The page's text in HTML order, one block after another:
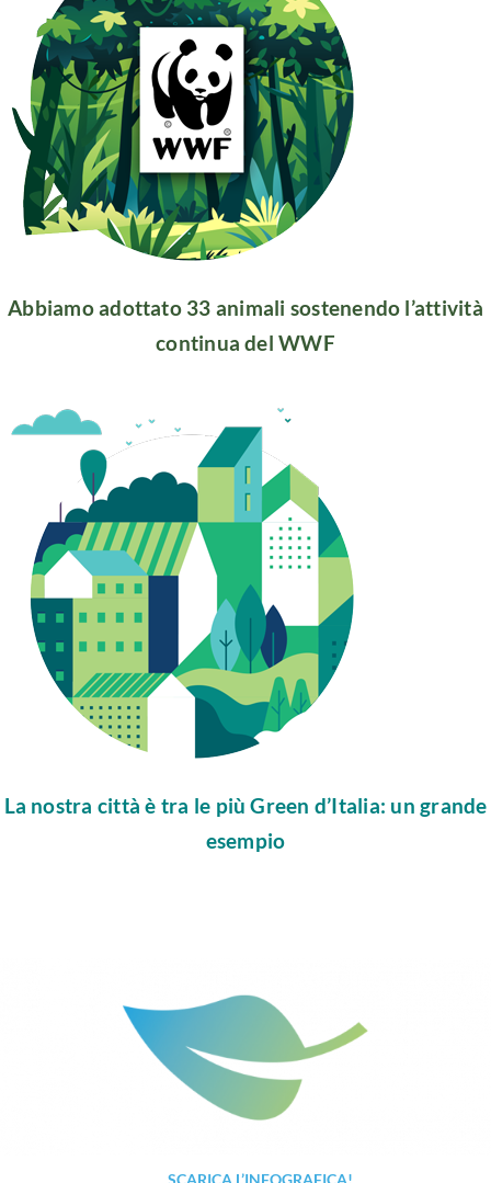
Abbiamo adottato 33 animali sostenendo l’attività
continua del WWF
La nostra città è tra le più Green d’Italia: un grande
esempio
SCARICA L’INFOGRAFICA!